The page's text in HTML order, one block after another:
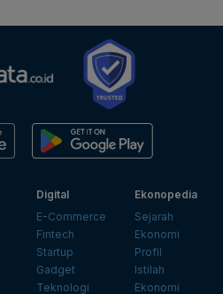
Digital
E-Commerce
Fintech
Startup
Gadget
Teknologi
Ekonopedia
Sejarah
Ekonomi
Profil
Istilah
Ekonomi